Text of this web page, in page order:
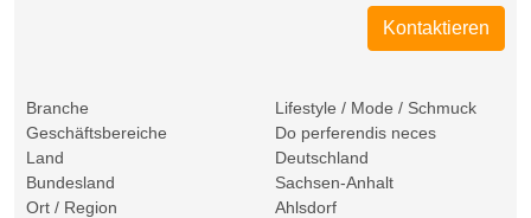
Kontaktieren
Branche
Lifestyle / Mode / Schmuck
Geschäftsbereiche
Do perferendis neces
Land
Deutschland
Bundesland
Sachsen-Anhalt
Ort / Region
Ahlsdorf